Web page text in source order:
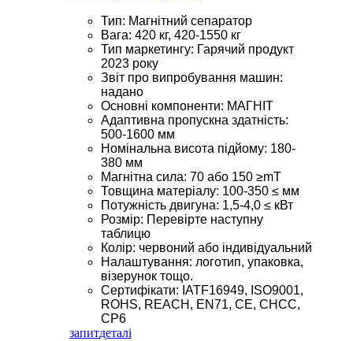
Тип: Магнітний сепаратор
Вага: 420 кг, 420-1550 кг
Тип маркетингу: Гарячий продукт
2023 року
Звіт про випробування машин:
надано
Основні компоненти: МАГНІТ
Адаптивна пропускна здатність:
500-1600 мм
Номінальна висота підйому: 180-
380 мм
Магнітна сила: 70 або 150 ≥mT
Товщина матеріалу: 100-350 ≤ мм
Потужність двигуна: 1,5-4,0 ≤ кВт
Розмір: Перевірте наступну
таблицю
Колір: червоний або індивідуальний
Налаштування: логотип, упаковка,
візерунок тощо.
Сертифікати: IATF16949, ISO9001,
ROHS, REACH, EN71, CE, CHCC,
CP6
запитдеталі